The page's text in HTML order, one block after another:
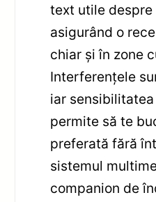
text utile
asigurând o
chiar și în zone
Interferențele
iar
permite să te
preferată fără
sistemul
companion de